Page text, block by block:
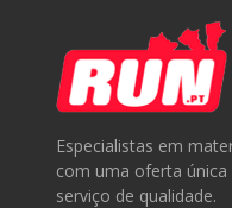
Especialistas em
com uma oferta
serviço de qualidade.